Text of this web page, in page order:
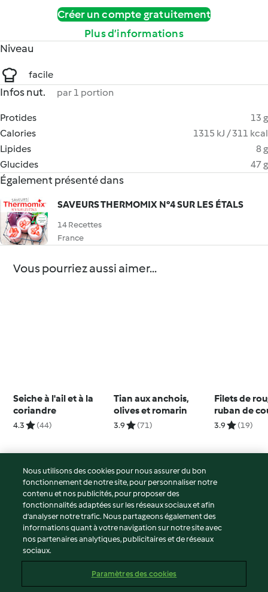
Créer un compte gratuitement
Plus d’informations
Niveau
facile
Infos nut. par 1 portion
Protides
13 g
Calories
1315 kJ / 311 kcal
Lipides
8 g
Glucides
47 g
Également présenté dans
SAVEURS THERMOMIX N°4 SUR LES ÉTALS
14 Recettes
France
Vous pourriez aussi aimer...
Seiche à l'ail et à la
coriandre
4.3 (44)
Tian aux anchois,
olives et romarin
3.9 (71)
Filets de
ruban de
tapenade
3.9 (19)
© Copyright 2026
Conditions d'utilisation
Politique de confidentialité
Non-responsabilité
Mentions légales
Contenu du rapport
Nous utilisons des cookies pour nous assurer du bon
fonctionnement de notre site, pour personnaliser notre
contenu et nos publicités, pour proposer des
fonctionnalités adaptées sur les réseaux sociaux et afin
d’analyser notre trafic. Nous partageons également des
informations quant à votre navigation sur notre site avec
nos partenaires analytiques, publicitaires et de réseaux
sociaux.
Paramètres des cookies